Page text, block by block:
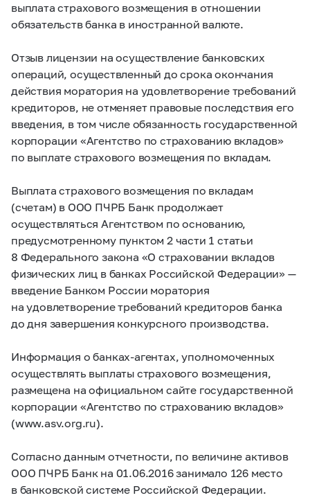
выплата страхового возмещения в отношении
обязательств банка в иностранной валюте.
Отзыв лицензии на осуществление банковских
операций, осуществленный до срока окончания
действия моратория на удовлетворение требований
кредиторов, не отменяет правовые последствия его
введения, в том числе обязанность государственной
корпорации «Агентство по страхованию вкладов»
по выплате страхового возмещения по вкладам.
Выплата страхового возмещения по вкладам
(счетам) в ООО ПЧРБ Банк продолжает
осуществляться Агентством по основанию,
предусмотренному пунктом 2 части 1 статьи
8 Федерального закона «О страховании вкладов
физических лиц в банках Российской Федерации» —
введение Банком России моратория
на удовлетворение требований кредиторов банка
до дня завершения конкурсного производства.
Информация о банках-агентах, уполномоченных
осуществлять выплаты страхового возмещения,
размещена на официальном сайте государственной
корпорации «Агентство по страхованию вкладов»
(www.asv.org.ru).
Согласно данным отчетности, по величине активов
ООО ПЧРБ Банк на 01.06.2016 занимало 126 место
в банковской системе Российской Федерации.